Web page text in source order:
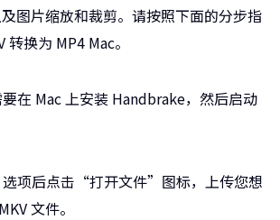
图片缩放和裁剪。请按照下面的分步指
换为 MP4 Mac。
在 Mac 上安装 Handbrake，然后启动
项后点击“打开文件”图标，上传您想
文件。